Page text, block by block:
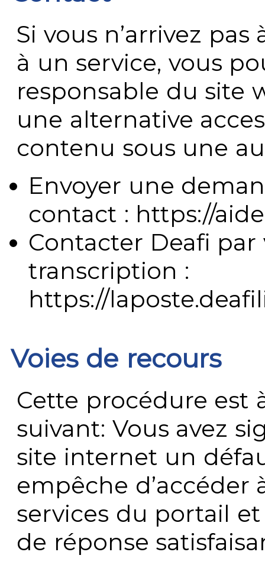
Si vous n’arrivez
à un service, vous
responsable du site
une alternative
contenu sous une
Envoyer une
contact : https://
Contacter Deafi
transcription :
https://
Voies de recours
Cette procédure est
suivant: Vous avez
site internet un
empêche
services du portail
de réponse